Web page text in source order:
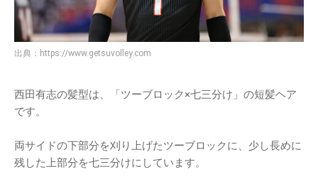
出典： https://www.getsuvolley.com
西田有志の髪型は、「ツーブロック×七三分け」の短髪ヘア
です。
両サイドの下部分を刈り上げたツーブロックに、少し長めに
残した上部分を七三分けにしています。